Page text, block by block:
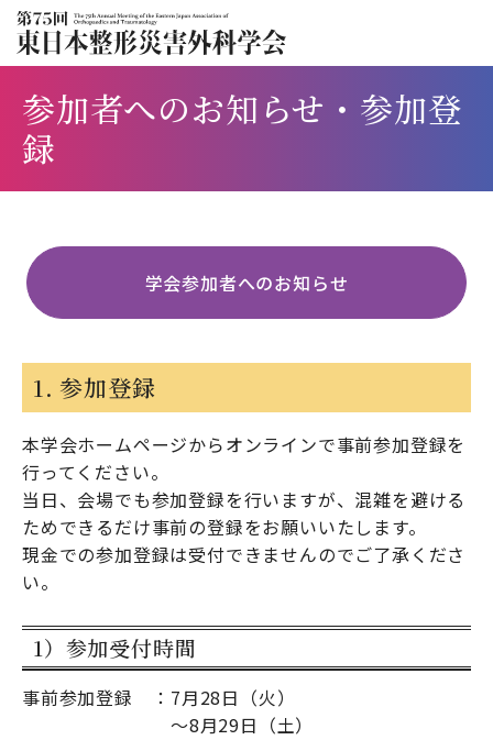
参加者へのお知らせ・参加登
録
学会参加者へのお知らせ
1. 参加登録
本学会ホームページからオンラインで事前参加登録を
行ってください。
当日、会場でも参加登録を行いますが、混雑を避ける
ためできるだけ事前の登録をお願いいたします。
現金での参加登録は受付できませんのでご了承くださ
い。
1）参加受付時間
事前参加登録 ： 7月28日（火）
～8月29日（土）